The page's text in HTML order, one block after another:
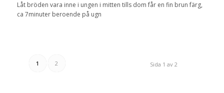
Låt bröden vara inne i ungen i mitten tills dom får en fin brun färg,
ca 7minuter beroende på ugn
Sida 1 av 2
1 2